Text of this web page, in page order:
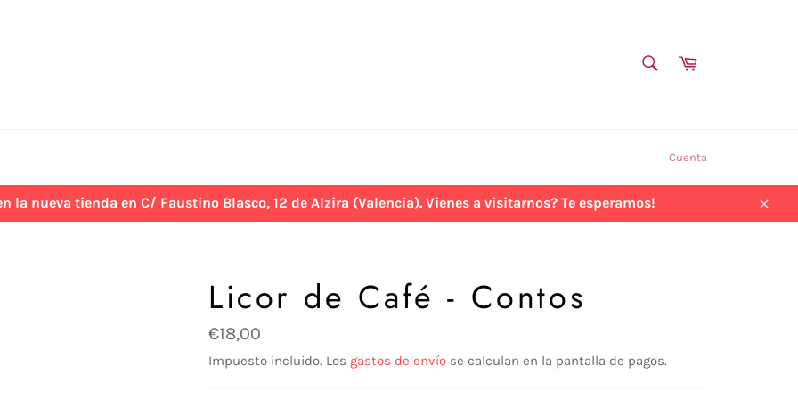
Carrito
Cuenta
la nueva tienda en C/ Faustino Blasco, 12 de Alzira (Valencia). Vienes a visitarnos? Te esperamos!
Licor de Café - Contos
Precio
habitual
€18,00
Impuesto incluido. Los gastos de envío se calculan en la pantalla de pagos.